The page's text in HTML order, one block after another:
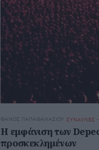
ΘΆΝΟΣ ΠΑΠΑΘΑΝΑΣΊΟΥ ΣΥΝΑΥΛΙΕΣ
Η εμφάνιση των
προσκεκλημένων